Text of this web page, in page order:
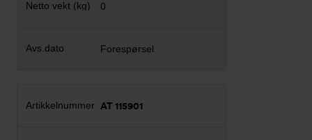
0
Forespørsel
AT 115901